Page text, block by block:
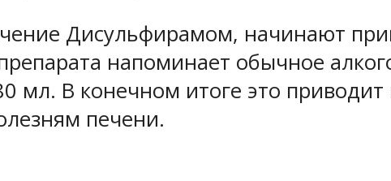
Дисульфирамом, начинают
напоминает обычное
мл. В конечном итоге это
печени.